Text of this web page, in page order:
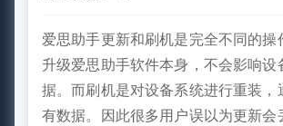
爱思助手更新和刷机是完全不同的操
升级爱思助手软件本身，不会影响设
据。而刷机是对设备系统进行重装，
有数据。因此很多用户误以为更新会